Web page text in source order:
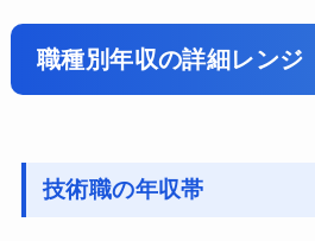
職種別年収の詳細レンジ
技術職の年収帯